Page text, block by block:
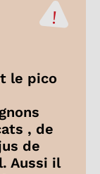
le pico
, de
de
Aussi il